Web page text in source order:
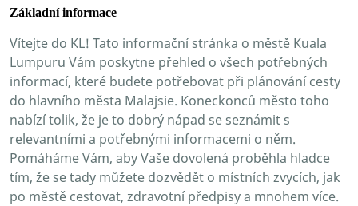
Základní informace
Vítejte do KL! Tato informační stránka o městě Kuala
Lumpuru Vám poskytne přehled o všech potřebných
informací, které budete potřebovat při plánování cesty
do hlavního města Malajsie. Koneckonců město toho
nabízí tolik, že je to dobrý nápad se seznámit s
relevantními a potřebnými informacemi o něm.
Pomáháme Vám, aby Vaše dovolená proběhla hladce
tím, že se tady můžete dozvědět o místních zvycích, jak
po městě cestovat, zdravotní předpisy a mnohem více.